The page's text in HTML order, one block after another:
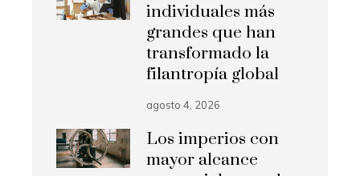
individuales más
grandes que han
transformado la
filantropía global
agosto 4, 2026
Los imperios con
mayor alcance